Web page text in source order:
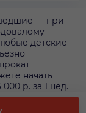
— при
детские
начать
р. за 1 нед.
гарантии